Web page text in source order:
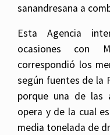
sanandresana a
Esta Agencia
ocasiones con
correspondió los
según fuentes de la
porque una de las
opera y de la cual
media tonelada de